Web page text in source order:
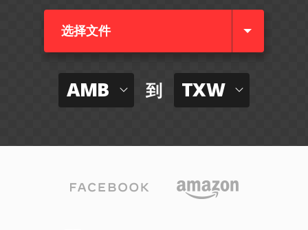
选择文件
AMB 到 TXW